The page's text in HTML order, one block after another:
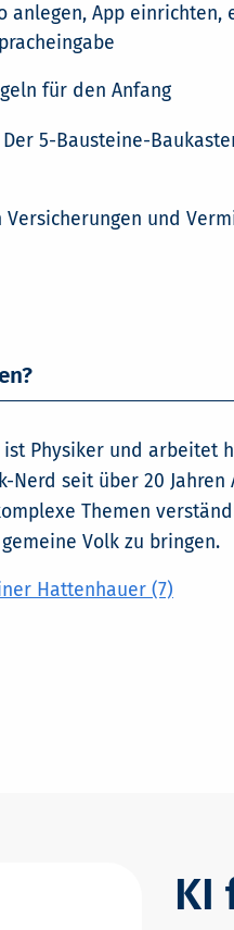
anlegen, App einrichten,
für den Anfang
5-Bausteine-
Versicherungen und
Physiker und arbeitet
Nerd seit über 20
Themen
Volk zu bringen.
Hattenhauer (7)
KI